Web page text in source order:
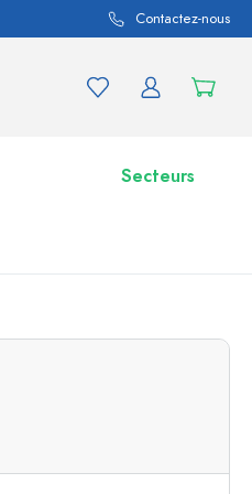
Contactez-nous
Secteurs